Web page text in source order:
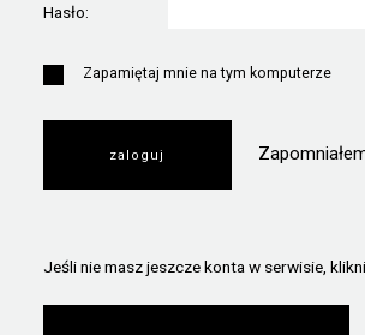
Hasło:
Zapamiętaj mnie na tym komputerze
Jeśli nie masz jeszcze konta w serwisie,